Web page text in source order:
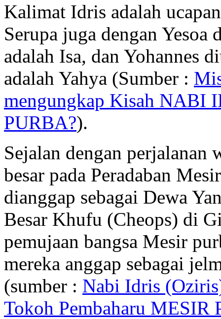
Kalimat Idris adalah
Serupa juga dengan Yesoa
adalah Isa, dan Yohannes
adalah Yahya (Sumber :
mengungkap Kisah NABI
PURBA?).
Sejalan dengan perjalanan
besar pada Peradaban
dianggap sebagai Dewa
Besar Khufu (Cheops) di
pemujaan bangsa Mesir
mereka anggap sebagai
(sumber : Nabi Idris
Tokoh Pembaharu MESIR